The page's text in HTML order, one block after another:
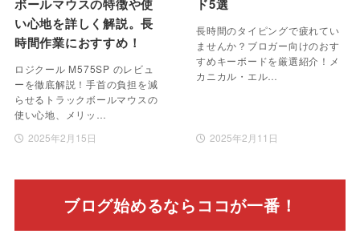
ボールマウスの特徴や使
い心地を詳しく解説。長
時間作業におすすめ！
ロジクール M575SP のレビュ
ーを徹底解説！手首の負担を減
らせるトラックボールマウスの
使い心地、メリッ…
2025年2月15日
ド5選
長時間のタイピングで疲れてい
ませんか？ブロガー向けのおす
すめキーボードを厳選紹介！メ
カニカル・エル…
2025年2月11日
ブログ始めるならココが一番！